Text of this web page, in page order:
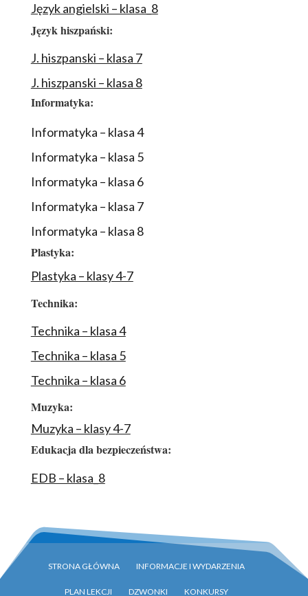
Język angielski – klasa_8
Język hiszpański:
J. hiszpanski – klasa 7
J. hiszpanski – klasa 8
Informatyka:
Informatyka – klasa 4
Informatyka – klasa 5
Informatyka – klasa 6
Informatyka – klasa 7
Informatyka – klasa 8
Plastyka:
Plastyka – klasy 4-7
Technika:
Technika – klasa 4
Technika – klasa 5
Technika – klasa 6
Muzyka:
Muzyka – klasy 4-7
Edukacja dla bezpieczeństwa:
EDB – klasa_8
STRONA GŁÓWNA INFORMACJE I WYDARZENIA
PLAN LEKCJI DZWONKI KONKURSY